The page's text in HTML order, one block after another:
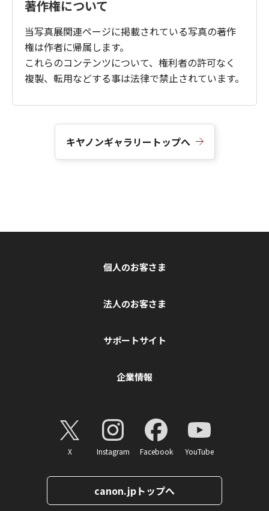
著作権について
当写真展関連ページに掲載されている写真の著作
権は作者に帰属します。
これらのコンテンツについて、権利者の許可なく
複製、転用などする事は法律で禁止されています。
キヤノンギャラリートップへ
個人のお客さま
法人のお客さま
サポートサイト
企業情報
X Instagram Facebook YouTube
canon.jpトップへ